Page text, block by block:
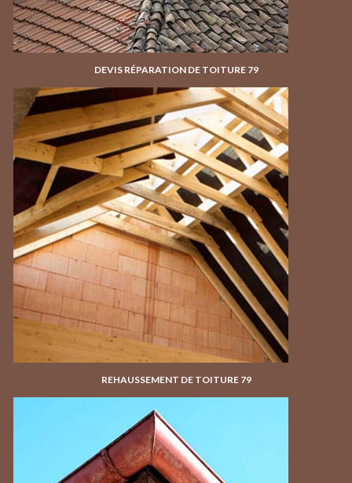
DEVIS RÉPARATION DE TOITURE 79
REHAUSSEMENT DE TOITURE 79